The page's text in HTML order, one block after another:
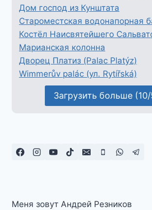
Дом господ из Кунштата
Староместская водонапорная
Костёл Наисвятейшего
Марианская колонна
Дворец Платиз (Palac Platýz)
Wimmerův palác (ул. Rytířská)
Загрузить больше
Меня зовут Андрей Резников